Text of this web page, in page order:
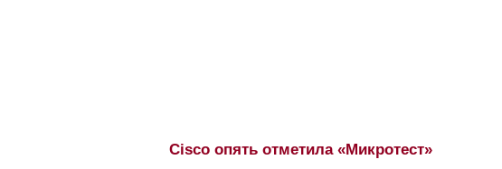
Cisco опять отметила «Микротест»